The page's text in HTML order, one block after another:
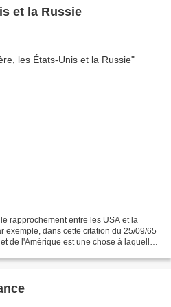
et la Russie
rapprochement entre les USA et la
exemple, dans cette citation du 25/09/65
de l'Amérique est une chose à laquelle